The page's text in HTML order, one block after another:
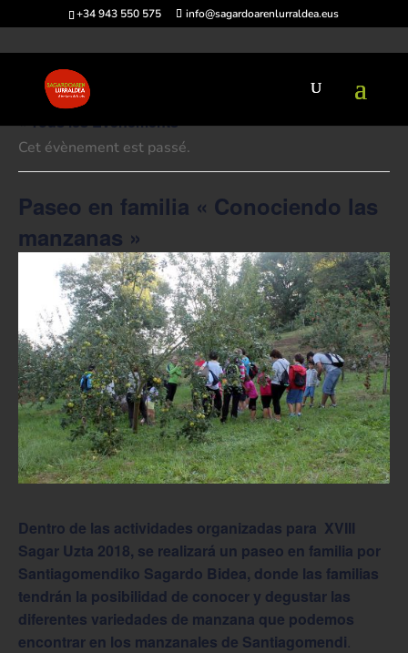
+34 943 550 575 info@sagardoarenlurraldea.eus
« Tous les Évènements
Cet évènement est passé.
Paseo en familia « Conociendo las
manzanas »
Dentro de las actividades organizadas para XVIII
Sagar Uzta 2018, se realizará un paseo en familia por
Santiagomendiko Sagardo Bidea, donde las familias
tendrán la posibilidad de conocer y degustar las
diferentes variedades de manzana que podemos
encontrar en los manzanales de Santiagomendi